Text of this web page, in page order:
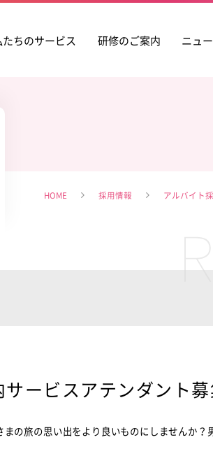
たちのサービス 研修のご案内 ニュ
HOME 採用情報 アルバイト
ービスアテンダント
の旅の思い出をより良いものにしませんか